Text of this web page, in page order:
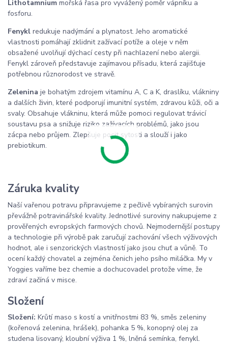
Lithotamnium mořská řasa pro vyvážený poměr vápníku a
fosforu.
Fenykl redukuje nadýmání a plynatost. Jeho aromatické
vlastnosti pomáhají zklidnit zažívací potíže a oleje v něm
obsažené uvolňují dýchací cesty při nachlazení nebo alergii.
Fenykl zároveň představuje zajímavou přísadu, která zajišťuje
potřebnou různorodost ve stravě.
Zelenina je bohatým zdrojem vitamínu A, C a K, draslíku, vlákniny
a dalších živin, které podporují imunitní systém, zdravou kůži, oči a
svaly. Obsahuje vlákninu, která může pomoci regulovat trávicí
soustavu psa a snižuje riziko zažívacích problémů, jako jsou
zácpa nebo průjem. Zlepšuje pocit sytosti a slouží i jako
prebiotikum.
Záruka kvality
Naší vařenou potravu připravujeme z pečlivě vybíraných surovin
převážně potravinářské kvality. Jednotlivé suroviny nakupujeme z
prověřených evropských farmových chovů. Nejmodernější postupy
a technologie při výrobě pak zaručují zachování všech výživových
hodnot, ale i senzorických vlastností jako jsou chuť a vůně. To
ocení každý chovatel a zejména čenich jeho psího miláčka. My v
Yoggies vaříme bez chemie a dochucovadel protože víme, že
zdraví začíná v misce.
Složení
Složení: Krůtí maso s kostí a vnitřnostmi 83 %, směs zeleniny
(kořenová zelenina, hrášek), pohanka 5 %, konopný olej za
studena lisovaný, kloubní výživa 1 %, lněná semínka, fenykl.